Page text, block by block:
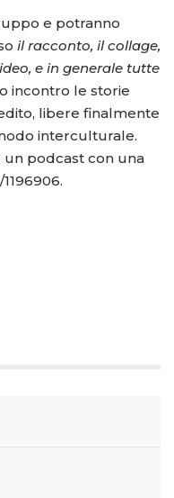
e potranno
il racconto, il collage,
e in generale tutte
incontro le storie
libere finalmente
interculturale.
podcast con una